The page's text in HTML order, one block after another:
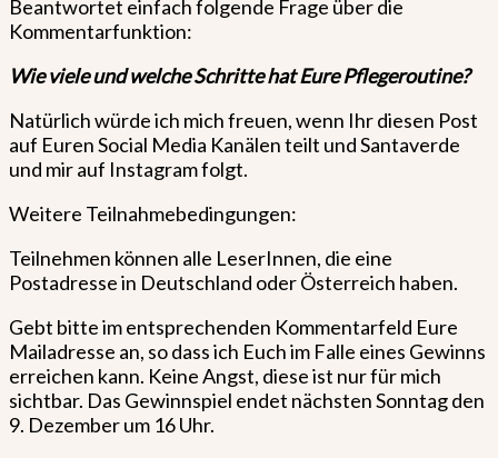
Beantwortet einfach folgende Frage über die
Kommentarfunktion:
Wie viele und welche Schritte hat Eure Pflegeroutine?
Natürlich würde ich mich freuen, wenn Ihr diesen Post
auf Euren Social Media Kanälen teilt und Santaverde
und mir auf Instagram folgt.
Weitere Teilnahmebedingungen:
Teilnehmen können alle LeserInnen, die eine
Postadresse in Deutschland oder Österreich haben.
Gebt bitte im entsprechenden Kommentarfeld Eure
Mailadresse an, so dass ich Euch im Falle eines Gewinns
erreichen kann. Keine Angst, diese ist nur für mich
sichtbar. Das Gewinnspiel endet nächsten Sonntag den
9. Dezember um 16 Uhr.